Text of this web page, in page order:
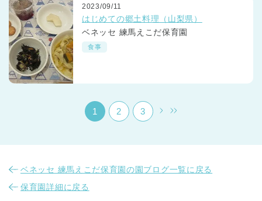
千葉県
埼玉県
兵庫県 兵庫県 全域
2023/09/11
はじめての郷土料理（山梨県）
ベネッセ 練馬えこだ保育園
食事
1 2 3
ベネッセ 練馬えこだ保育園の園ブログ一覧に戻る
保育園詳細に戻る